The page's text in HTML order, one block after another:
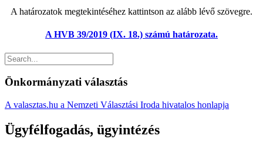
A határozatok megtekintéséhez kattintson az alább lévő szövegre.
A HVB 39/2019 (IX. 18.) számú határozata.
Önkormányzati választás
A valasztas.hu a Nemzeti Választási Iroda hivatalos honlapja
Ügyfélfogadás, ügyintézés